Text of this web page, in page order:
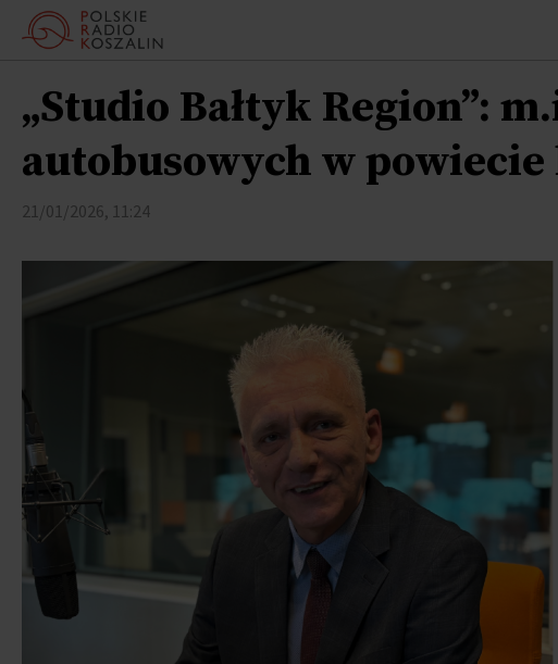
„Studio Bałtyk Region”:
autobusowych w
21/01/2026, 11:24